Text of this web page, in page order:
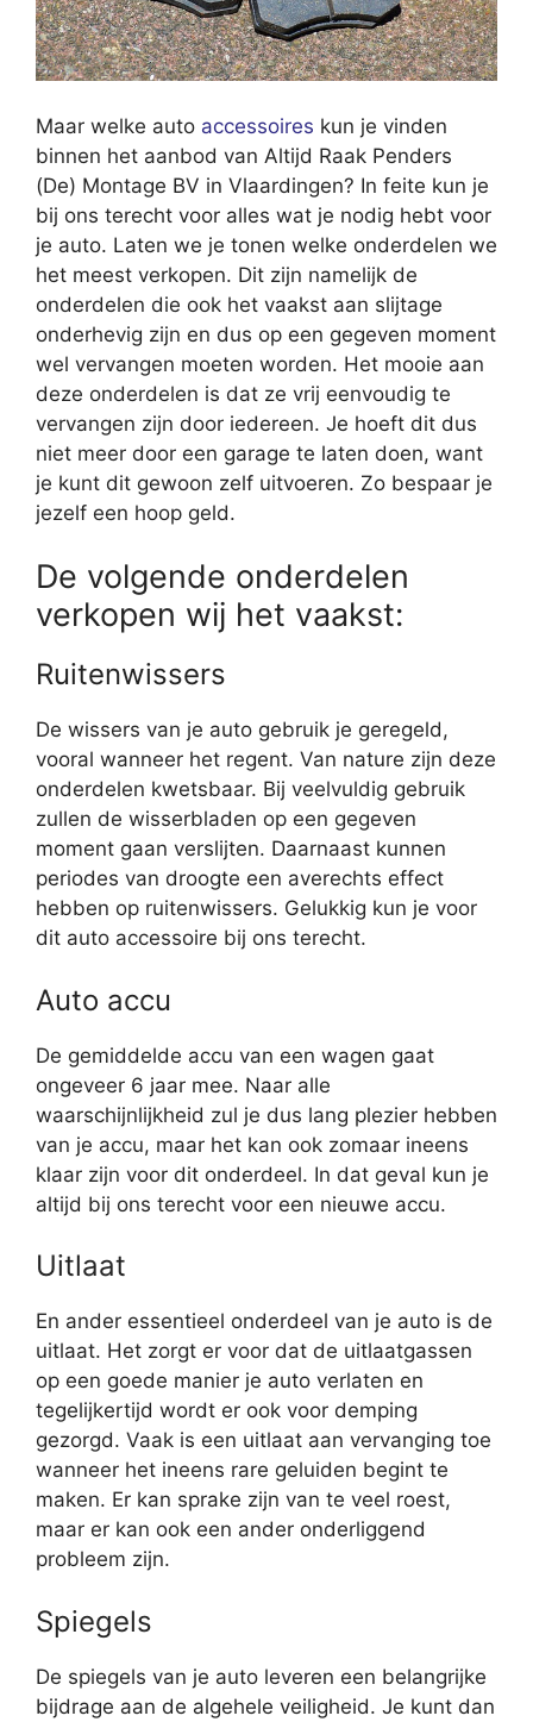
Maar welke auto accessoires kun je vinden
binnen het aanbod van Altijd Raak Penders
(De) Montage BV in Vlaardingen? In feite kun je
bij ons terecht voor alles wat je nodig hebt voor
je auto. Laten we je tonen welke onderdelen we
het meest verkopen. Dit zijn namelijk de
onderdelen die ook het vaakst aan slijtage
onderhevig zijn en dus op een gegeven moment
wel vervangen moeten worden. Het mooie aan
deze onderdelen is dat ze vrij eenvoudig te
vervangen zijn door iedereen. Je hoeft dit dus
niet meer door een garage te laten doen, want
je kunt dit gewoon zelf uitvoeren. Zo bespaar je
jezelf een hoop geld.
De volgende onderdelen
verkopen wij het vaakst:
Ruitenwissers
De wissers van je auto gebruik je geregeld,
vooral wanneer het regent. Van nature zijn deze
onderdelen kwetsbaar. Bij veelvuldig gebruik
zullen de wisserbladen op een gegeven
moment gaan verslijten. Daarnaast kunnen
periodes van droogte een averechts effect
hebben op ruitenwissers. Gelukkig kun je voor
dit auto accessoire bij ons terecht.
Auto accu
De gemiddelde accu van een wagen gaat
ongeveer 6 jaar mee. Naar alle
waarschijnlijkheid zul je dus lang plezier hebben
van je accu, maar het kan ook zomaar ineens
klaar zijn voor dit onderdeel. In dat geval kun je
altijd bij ons terecht voor een nieuwe accu.
Uitlaat
En ander essentieel onderdeel van je auto is de
uitlaat. Het zorgt er voor dat de uitlaatgassen
op een goede manier je auto verlaten en
tegelijkertijd wordt er ook voor demping
gezorgd. Vaak is een uitlaat aan vervanging toe
wanneer het ineens rare geluiden begint te
maken. Er kan sprake zijn van te veel roest,
maar er kan ook een ander onderliggend
probleem zijn.
Spiegels
De spiegels van je auto leveren een belangrijke
bijdrage aan de algehele veiligheid. Je kunt dan